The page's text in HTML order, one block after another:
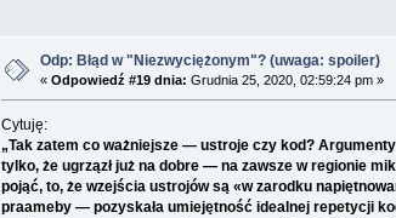
Odp: Błąd w "Niezwyciężonym"? (uwaga: spoiler)
« Odpowiedź #19 dnia: Grudnia 25, 2020, 02:59:24 pm »
Cytuję:
„Tak zatem co ważniejsze — ustroje czy kod?
tylko, że ugrzązł już na dobre — na zawsze w regionie
pojąć, to, że wzejścia ustrojów są «w zarodku
praameby — pozyskała umiejętność idealnej repetycji